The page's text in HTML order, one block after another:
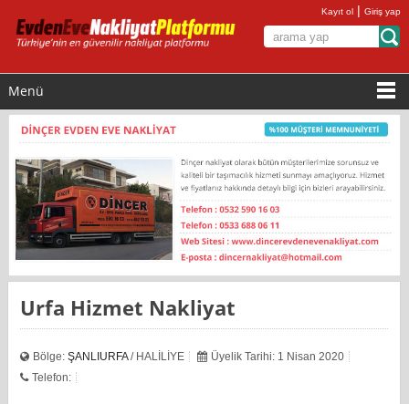
Kayıt ol |Giriş yap
Menü
Urfa Hizmet Nakliyat
Bölge:ŞANLIURFA/ HALİLİYE
Üyelik Tarihi: 1 Nisan 2020
Telefon: